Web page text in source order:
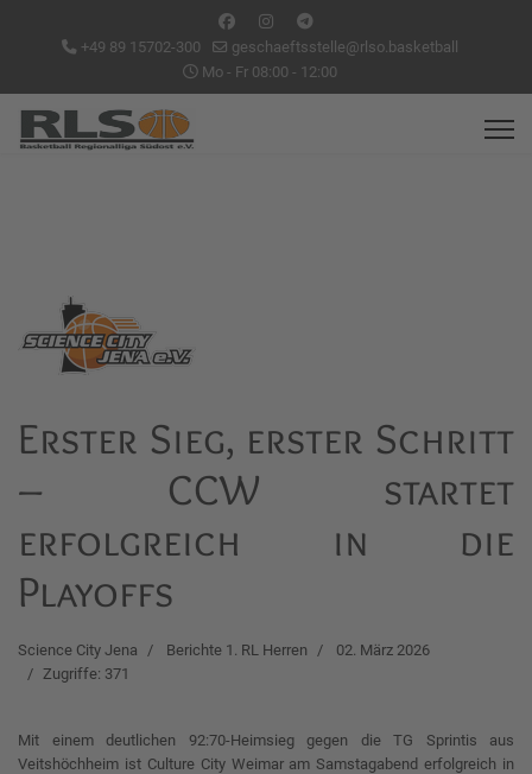
+49 89 15702-300
geschaeftsstelle@rlso.basketball
Mo - Fr 08:00 - 12:00
Erster Sieg, erster Schritt
– CCW startet
erfolgreich in die
Playoffs
Science City Jena Berichte 1. RL Herren
02. März 2026
Zugriffe: 371
Mit einem deutlichen 92:70-Heimsieg gegen die TG Sprintis aus
Veitshöchheim ist Culture City Weimar am Samstagabend erfolgreich in